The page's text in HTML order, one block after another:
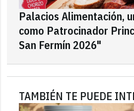
Palacios Alimentación,
como Patrocinador
San Fermín 2026"
TAMBIÉN TE PUEDE